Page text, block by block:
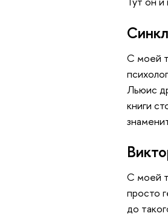
С моей
Льюис
книги
С моей
просто
до